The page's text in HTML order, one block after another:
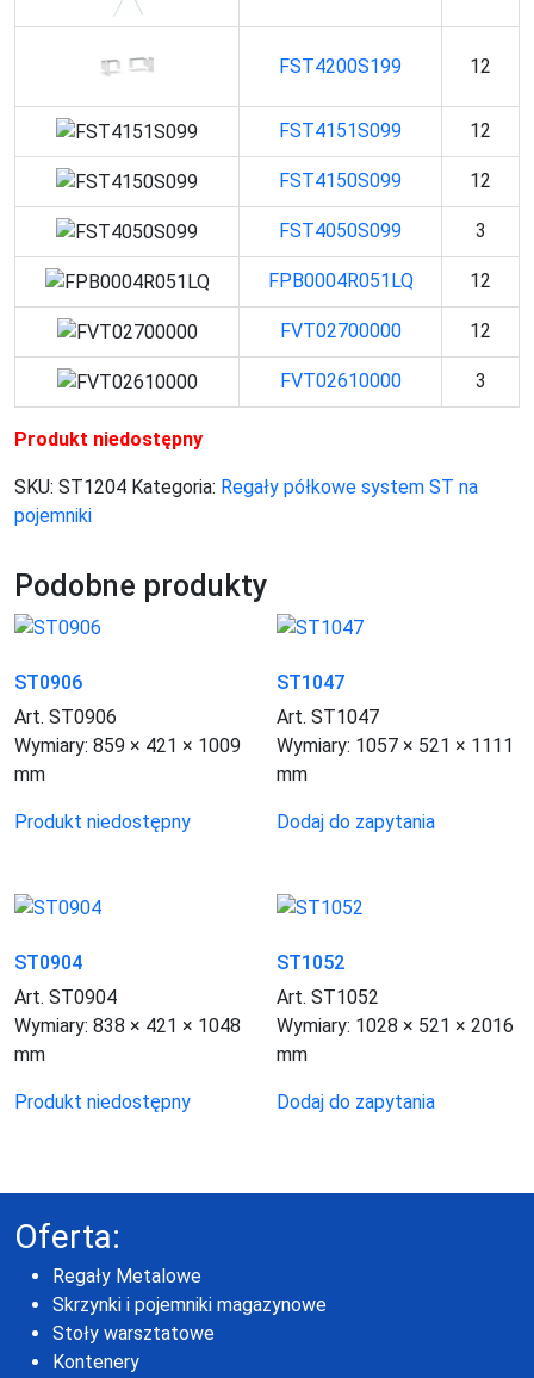
FST4200S199 12
FST4151S099 12
FST4150S099 12
FST4050S099 3
FPB0004R051LQ 12
FVT02700000 12
FVT02610000 3
Produkt niedostępny
SKU: ST1204 Kategoria: Regały półkowe system ST na
pojemniki
Podobne produkty
ST0906
Art. ST0906
Wymiary: 859 × 421 × 1009
mm
Produkt niedostępny
ST1047
Art. ST1047
Wymiary: 1057 × 521 × 1111
mm
Dodaj do zapytania
ST0904
Art. ST0904
Wymiary: 838 × 421 × 1048
mm
Produkt niedostępny
ST1052
Art. ST1052
Wymiary: 1028 × 521 × 2016
mm
Dodaj do zapytania
Oferta:
Regały Metalowe
Skrzynki i pojemniki magazynowe
Stoły warsztatowe
Kontenery